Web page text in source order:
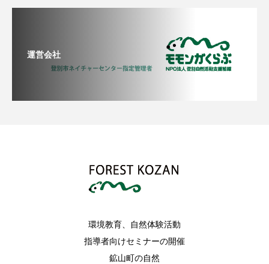
運営会社
環境教育、自然体験活動
指導者向けセミナーの開催
鉱山町の自然